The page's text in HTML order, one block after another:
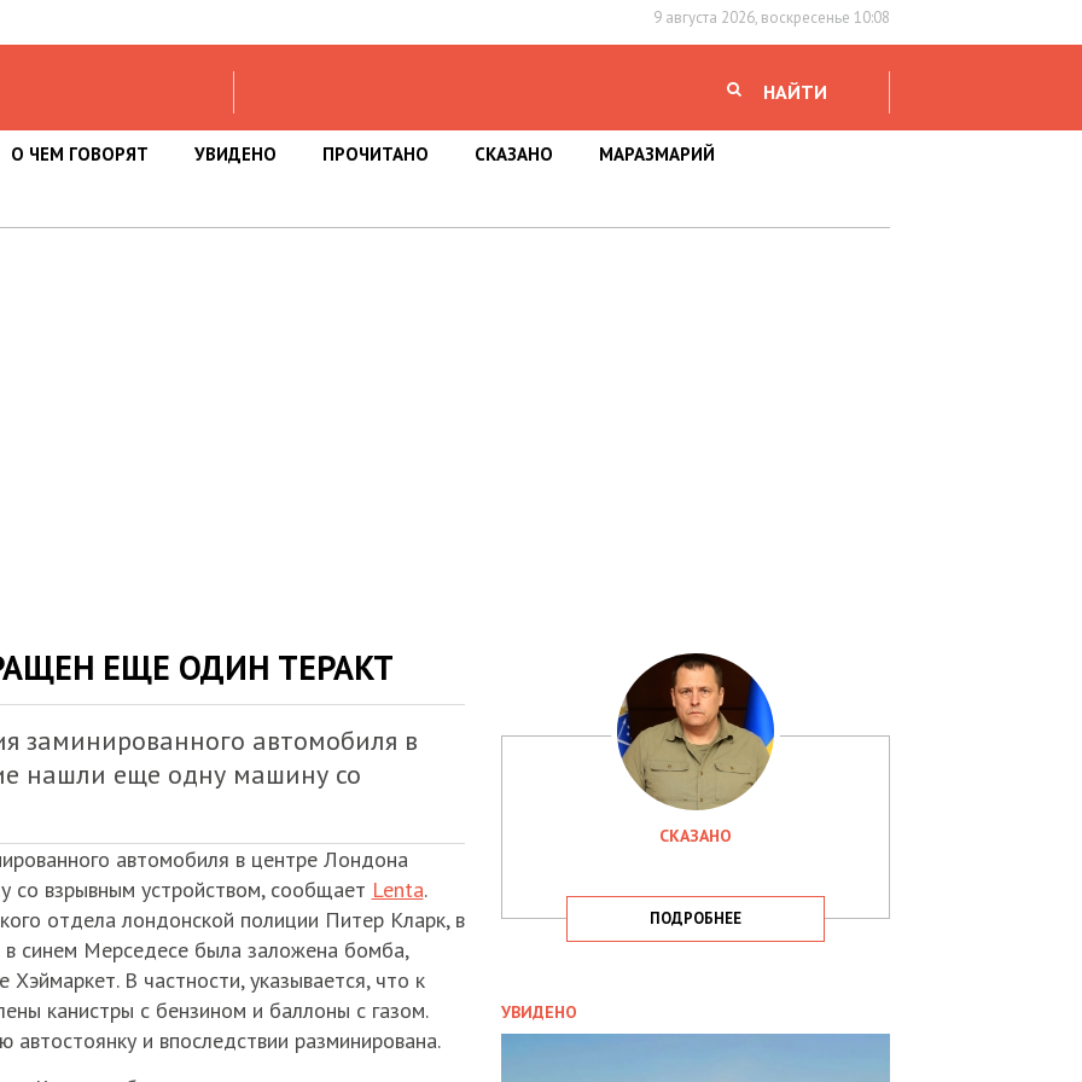
9 августа 2026, воскресенье 10:08
НАЙТИ
О ЧЕМ ГОВОРЯТ УВИДЕНО ПРОЧИТАНО СКАЗАНО МАРАЗМАРИЙ
ЕЩЕ ОДИН ТЕРАКТ
заминированного автомобиля в
нашли еще одну машину со
автомобиля в центре Лондона
взрывным устройством, сообщает Lenta.
отдела лондонской полиции Питер Кларк, в
синем Мерседесе была заложена бомба,
В частности, указывается, что к
канистры с бензином и баллоны с газом.
и впоследствии разминирована.
СКАЗАНО
ПОДРОБНЕЕ
УВИДЕНО
ЗАТРИМАЛА